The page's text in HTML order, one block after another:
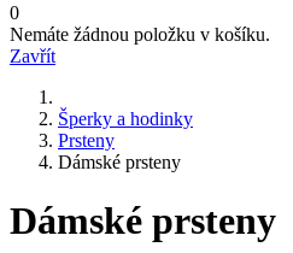
0
Nemáte žádnou položku v košíku.
Zavřít
Šperky a hodinky
Prsteny
Dámské prsteny
Dámské prsteny